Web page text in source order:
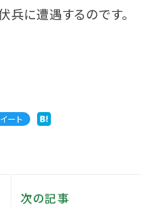
に遭遇するのです。
ート
次の記事